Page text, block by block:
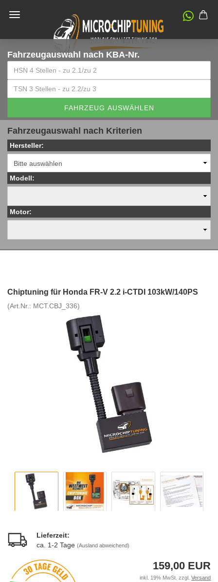
Fahrzeugauswahl nach KBA-Nr.
FAHRZEUG AUSWÄHLEN
Fahrzeugauswahl nach Kriterien
Hersteller:
Modell:
Motor:
Chiptuning für Honda FR-V 2.2 i-CTDI 103kW/140PS
(Art.Nr.: MCT.CBJ_336)
Lieferzeit:
ca. 1-2 Tage (Ausland abweichend)
159,00 EUR
inkl. 19% MwSt. zzgl. Versand